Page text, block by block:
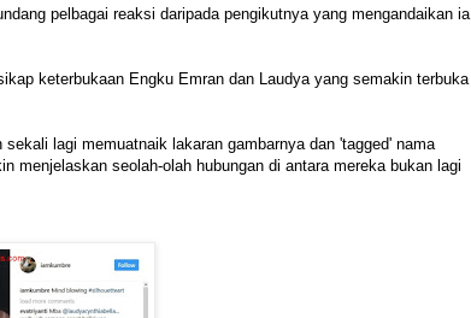
pelbagai reaksi daripada pengikutnya yang mengandaikan ia
keterbukaan Engku Emran dan Laudya yang semakin terbuka
lagi memuatnaik lakaran gambarnya dan 'tagged' nama
menjelaskan seolah-olah hubungan di antara mereka bukan lagi